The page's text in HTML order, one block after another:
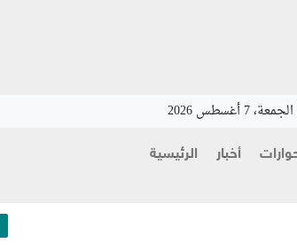
الجمعة، 7 أغسطس 2026
الرئيسية أخبار